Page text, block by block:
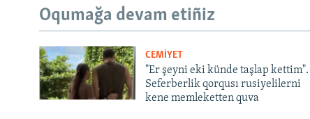
Oqumağa devam etiñiz
CEMİYET
"Er şeyni eki künde taşlap kettim".
Seferberlik qorqusı rusiyelilerni
kene memleketten quva